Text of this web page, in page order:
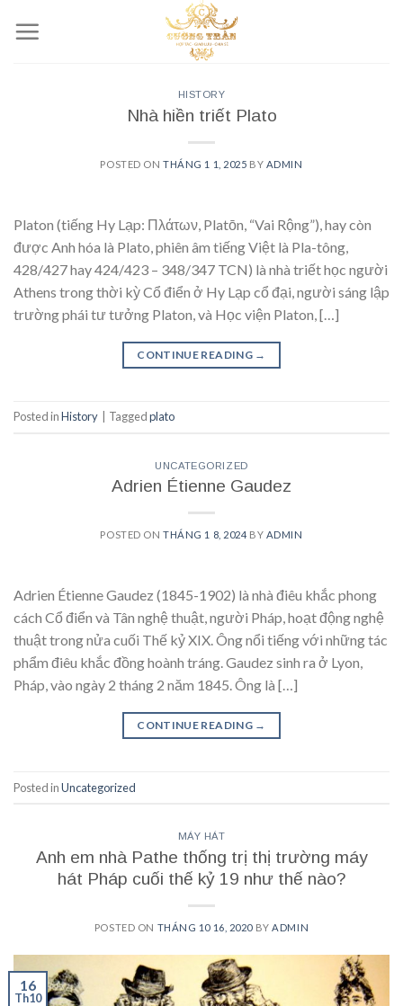
HISTORY
Nhà hiền triết Plato
POSTED ONTHÁNG 1 1, 2025 BY ADMIN
Platon (tiếng Hy Lạp: Πλάτων, Platōn, “Vai Rộng”), hay còn
được Anh hóa là Plato, phiên âm tiếng Việt là Pla-tông,
428/427 hay 424/423 – 348/347 TCN) là nhà triết học người
Athens trong thời kỳ Cổ điển ở Hy Lạp cổ đại, người sáng lập
trường phái tư tưởng Platon, và Học viện Platon, […]
CONTINUE READING →
Posted inHistory Taggedplato
UNCATEGORIZED
Adrien Étienne Gaudez
POSTED ONTHÁNG 1 8, 2024 BY ADMIN
Adrien Étienne Gaudez (1845-1902) là nhà điêu khắc phong
cách Cổ điển và Tân nghệ thuật, người Pháp, hoạt động nghệ
thuật trong nửa cuối Thế kỷ XIX. Ông nổi tiếng với những tác
phẩm điêu khắc đồng hoành tráng. Gaudez sinh ra ở Lyon,
Pháp, vào ngày 2 tháng 2 năm 1845. Ông là […]
CONTINUE READING →
Posted inUncategorized
MÁY HÁT
Anh em nhà Pathe thống trị thị trường máy
hát Pháp cuối thế kỷ 19 như thế nào?
POSTED ON THÁNG 10 16, 2020 BYADMIN
16
Th10